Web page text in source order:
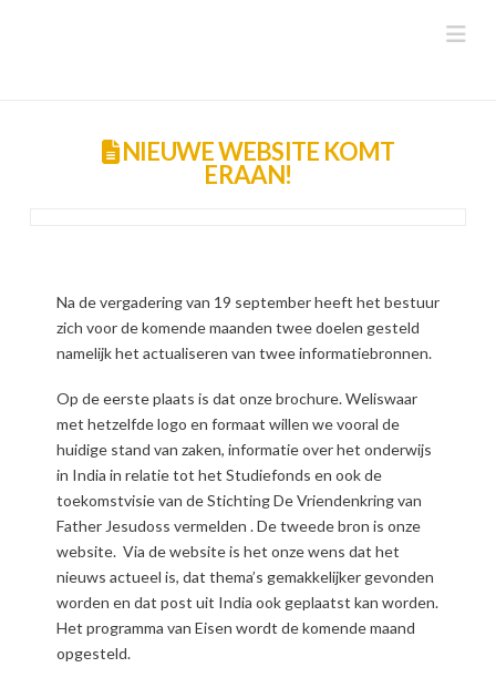
NIEUWE WEBSITE KOMT
ERAAN!
Na de vergadering van 19 september heeft het bestuur
zich voor de komende maanden twee doelen gesteld
namelijk het actualiseren van twee informatiebronnen.
Op de eerste plaats is dat onze brochure. Weliswaar
met hetzelfde logo en formaat willen we vooral de
huidige stand van zaken, informatie over het onderwijs
in India in relatie tot het Studiefonds en ook de
toekomstvisie van de Stichting De Vriendenkring van
Father Jesudoss vermelden . De tweede bron is onze
website. Via de website is het onze wens dat het
nieuws actueel is, dat thema’s gemakkelijker gevonden
worden en dat post uit India ook geplaatst kan worden.
Het programma van Eisen wordt de komende maand
opgesteld.